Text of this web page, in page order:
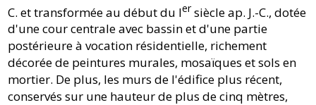
C. et transformée au début du Iersiècle ap. J.-C., dotée
d'une cour centrale avec bassin et d'une partie
postérieure à vocation résidentielle, richement
décorée de peintures murales, mosaïques et sols en
mortier. De plus, les murs de l'édifice plus récent,
conservés sur une hauteur de plus de cinq mètres,